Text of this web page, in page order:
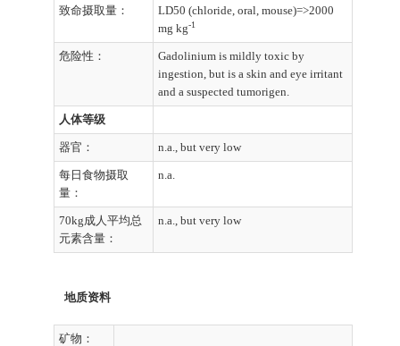
致命摄取量：
LD50 (chloride, oral, mouse)=>2000
mg kg-1
危险性：
Gadolinium is mildly toxic by
ingestion, but is a skin and eye irritant
and a suspected tumorigen.
人体等级
器官： n.a., but very low
每日食物摄取
量：
n.a.
70kg成人平均总
元素含量：
n.a., but very low
地质资料
矿物：